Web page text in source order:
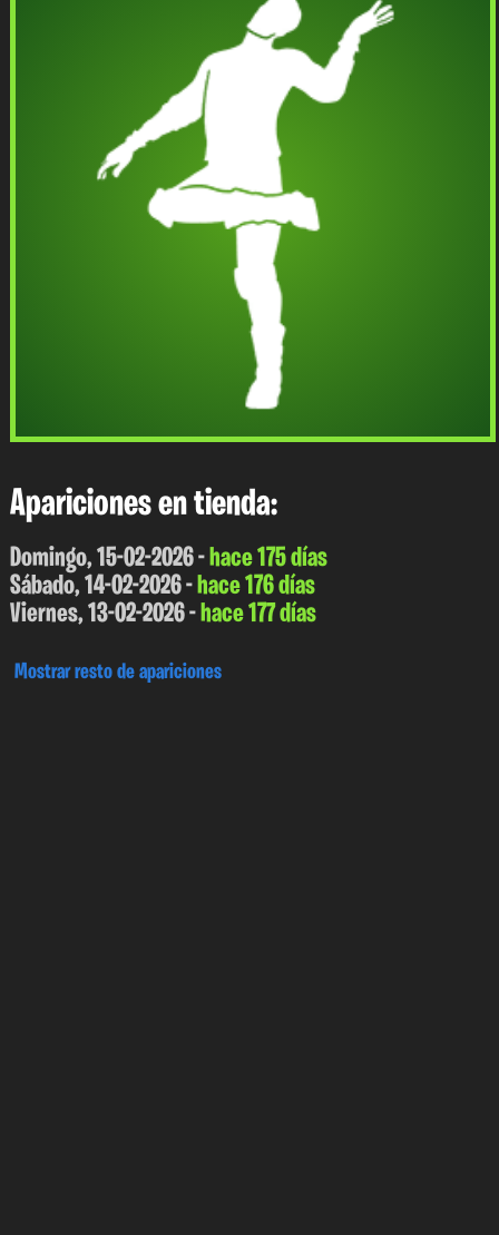
Apariciones en tienda:
Domingo, 15-02-2026 -hace 175 días
Sábado, 14-02-2026 -hace 176 días
Viernes, 13-02-2026 -hace 177 días
Mostrar resto de apariciones